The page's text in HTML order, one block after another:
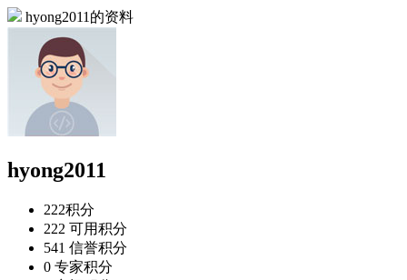
hyong2011的资料
hyong2011
222积分
222 可用积分
541 信誉积分
0 专家积分